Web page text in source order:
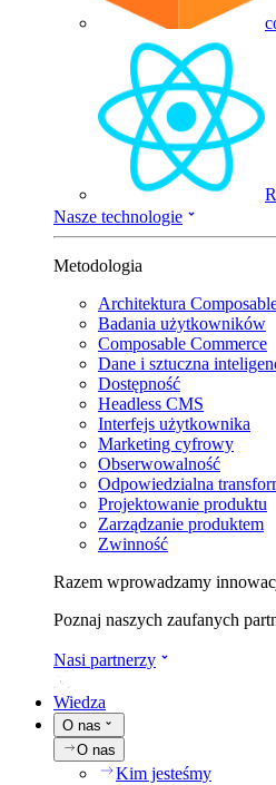
Nasze technologie
Metodologia
Architektura
Badania użytkowników
Composable Commerce
Dane i sztuczna
Dostępność
Headless CMS
Interfejs użytkownika
Marketing cyfrowy
Obserwowalność
Odpowiedzialna
Projektowanie produktu
Zarządzanie produktem
Zwinność
Razem wprowadzamy
Poznaj naszych zaufanych
Nasi partnerzy
Wiedza
O nas
O nas
Kim jesteśmy